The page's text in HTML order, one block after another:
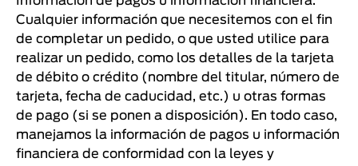
Cualquier información que necesitemos con el fin
de completar un pedido, o que usted utilice para
realizar un pedido, como los detalles de la tarjeta
de débito o crédito (nombre del titular, número de
tarjeta, fecha de caducidad, etc.) u otras formas
de pago (si se ponen a disposición). En todo caso,
manejamos la información de pagos u información
financiera de conformidad con la leyes y